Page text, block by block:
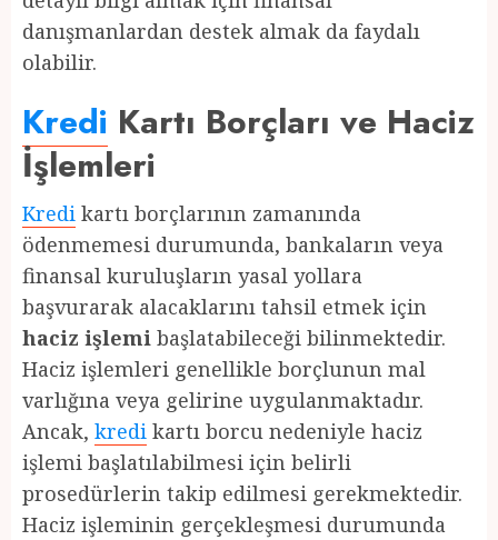
danışmanlardan destek almak da faydalı
olabilir.
Kredi Kartı Borçları ve Haciz
İşlemleri
Kredi kartı borçlarının zamanında
ödenmemesi durumunda, bankaların veya
finansal kuruluşların yasal yollara
başvurarak alacaklarını tahsil etmek için
haciz işlemi başlatabileceği bilinmektedir.
Haciz işlemleri genellikle borçlunun mal
varlığına veya gelirine uygulanmaktadır.
Ancak, kredi kartı borcu nedeniyle haciz
işlemi başlatılabilmesi için belirli
prosedürlerin takip edilmesi gerekmektedir.
Haciz işleminin gerçekleşmesi durumunda